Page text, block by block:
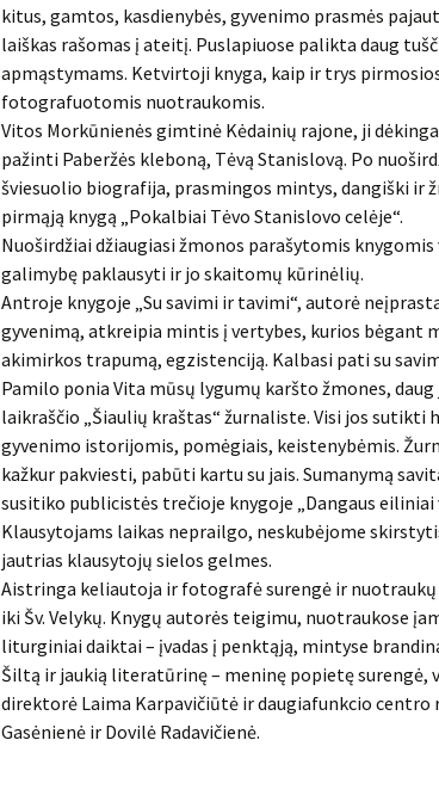
kitus, gamtos, kasdienybės, gyvenimo prasmės
laiškas rašomas į ateitį. Puslapiuose palikta daug
apmąstymams. Ketvirtoji knyga, kaip ir trys
fotografuotomis nuotraukomis.
Vitos Morkūnienės gimtinė Kėdainių rajone, ji
pažinti Paberžės kleboną, Tėvą Stanislovą. Po
šviesuolio biografija, prasmingos mintys, dangiški ir
pirmąją knygą „Pokalbiai Tėvo Stanislovo celėje“.
Nuoširdžiai džiaugiasi žmonos parašytomis
galimybę paklausyti ir jo skaitomų kūrinėlių.
Antroje knygoje „Su savimi ir tavimi“, autorė
gyvenimą, atkreipia mintis į vertybes, kurios bėgant
akimirkos trapumą, egzistenciją. Kalbasi pati su
Pamilo ponia Vita mūsų lygumų karšto žmones,
laikraščio „Šiaulių kraštas“ žurnaliste. Visi jos sutikti
gyvenimo istorijomis, pomėgiais, keistenybėmis.
kažkur pakviesti, pabūti kartu su jais. Sumanymą
susitiko publicistės trečioje knygoje „Dangaus eiliniai
Klausytojams laikas neprailgo, neskubėjome
jautrias klausytojų sielos gelmes.
Aistringa keliautoja ir fotografė surengė ir nuotraukų
iki Šv. Velykų. Knygų autorės teigimu, nuotraukose
liturginiai daiktai – įvadas į penktąją, mintyse
Šiltą ir jaukią literatūrinę – meninę popietę surengė,
direktorė Laima Karpavičiūtė ir daugiafunkcio centro
Gasėnienė ir Dovilė Radavičienė.